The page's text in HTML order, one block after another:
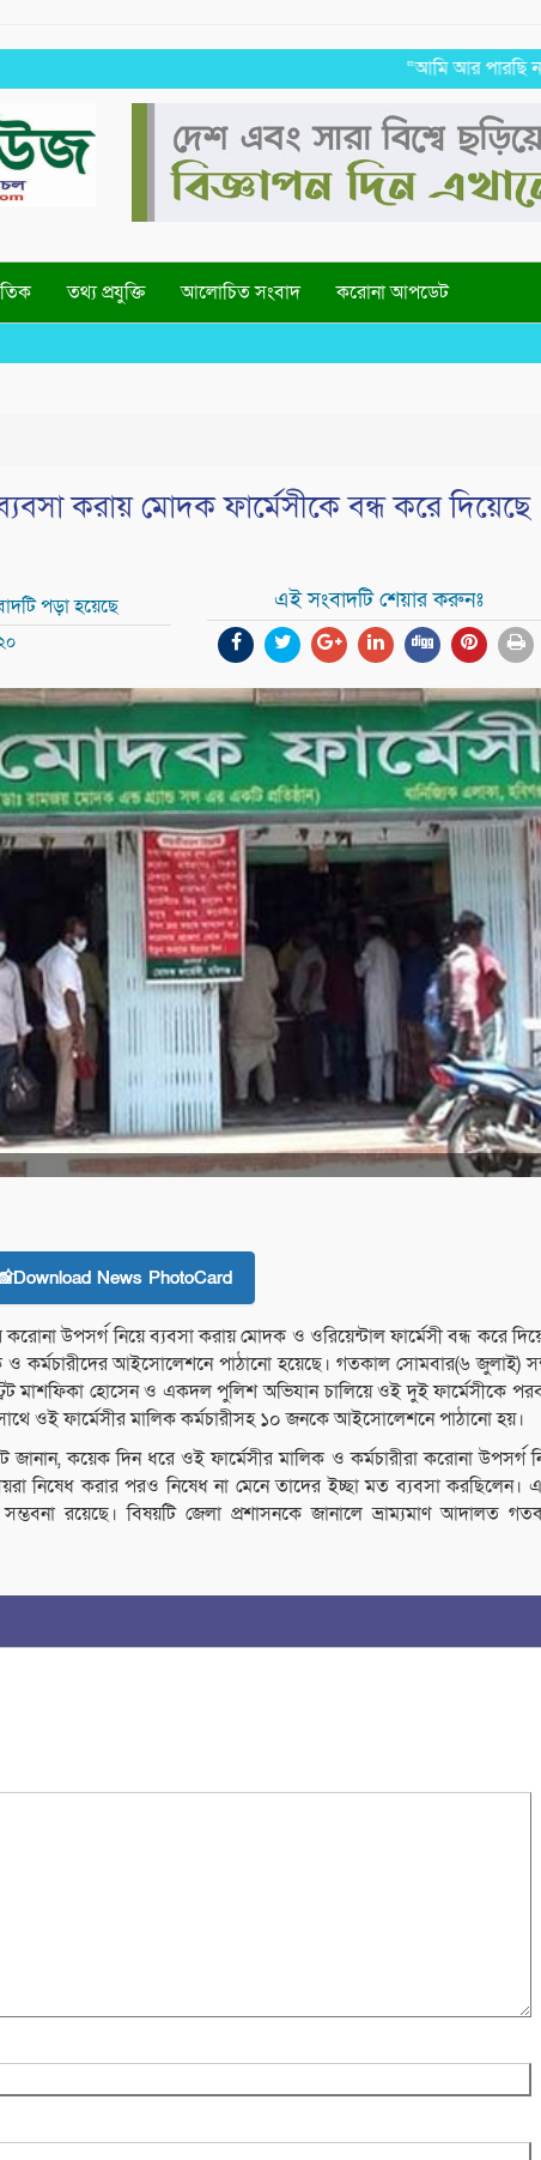
“আমি আর পারছি না”-সেই
তথ্য প্রযুক্তি আলোচিত সংবাদ
করোনা আপডেট
করায় মোদক ফার্মেসীকে বন্ধ করে দিয়েছে
পড়া হয়েছে এই সংবাদটি শেয়ার করুনঃ
News PhotoCard
উপসর্গ নিয়ে ব্যবসা করায় মোদক ও ওরিয়েন্টাল ফার্মেসী বন্ধ করে
ও কর্মচারীদের আইসোলেশনে পাঠানো হয়েছে। গতকাল সোমবার(৬ জুলাই)
মাশফিকা হোসেন ও একদল পুলিশ অভিযান চালিয়ে ওই দুই ফার্মেসীকে
ওই ফার্মেসীর মালিক কর্মচারীসহ ১০ জনকে আইসোলেশনে পাঠানো হয়।
জানান, কয়েক দিন ধরে ওই ফার্মেসীর মালিক ও কর্মচারীরা করোনা উপসর্গ
নিষেধ করার পরও নিষেধ না মেনে তাদের ইচ্ছা মত ব্যবসা করছিলেন।
রয়েছে। বিষয়টি জেলা প্রশাসনকে জানালে ভ্রাম্যমাণ আদালত